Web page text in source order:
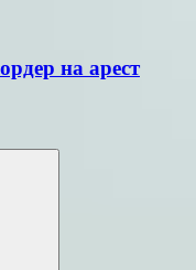
на арест